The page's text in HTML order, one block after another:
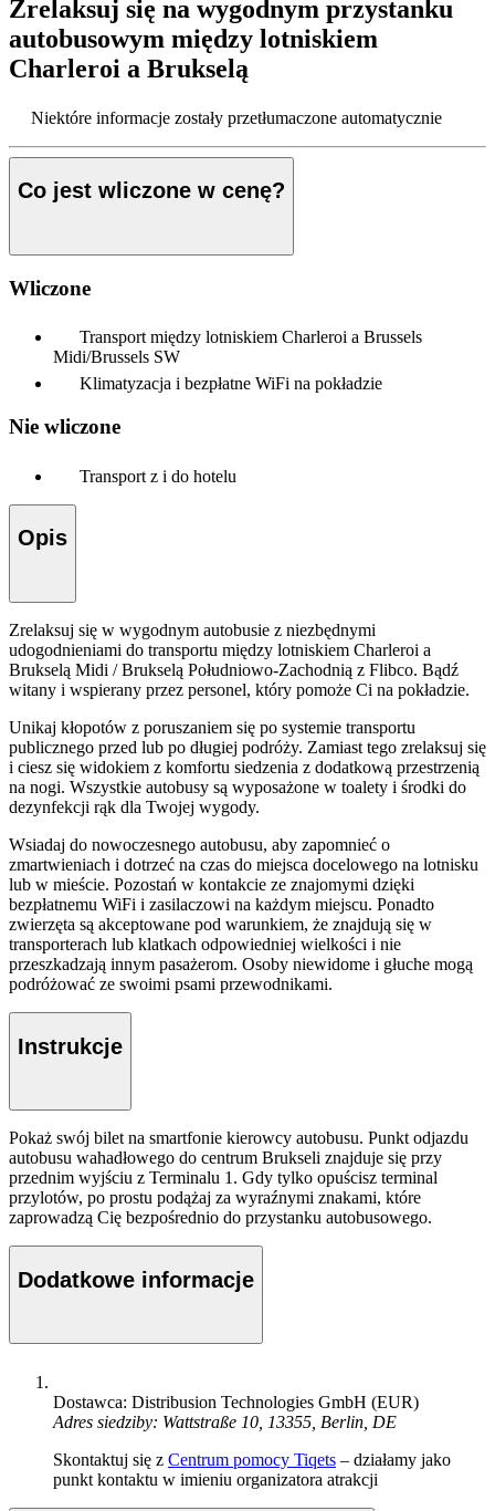
Zrelaksuj się na wygodnym przystanku
autobusowym między lotniskiem
Charleroi a Brukselą
Niektóre informacje zostały przetłumaczone automatycznie
Co jest wliczone w cenę?
Wliczone
Transport między lotniskiem Charleroi a Brussels
Midi/Brussels SW
Klimatyzacja i bezpłatne WiFi na pokładzie
Nie wliczone
Transport z i do hotelu
Opis
Zrelaksuj się w wygodnym autobusie z niezbędnymi
udogodnieniami do transportu między lotniskiem Charleroi a
Brukselą Midi / Brukselą Południowo-Zachodnią z Flibco. Bądź
witany i wspierany przez personel, który pomoże Ci na pokładzie.
Unikaj kłopotów z poruszaniem się po systemie transportu
publicznego przed lub po długiej podróży. Zamiast tego zrelaksuj się
i ciesz się widokiem z komfortu siedzenia z dodatkową przestrzenią
na nogi. Wszystkie autobusy są wyposażone w toalety i środki do
dezynfekcji rąk dla Twojej wygody.
Wsiadaj do nowoczesnego autobusu, aby zapomnieć o
zmartwieniach i dotrzeć na czas do miejsca docelowego na lotnisku
lub w mieście. Pozostań w kontakcie ze znajomymi dzięki
bezpłatnemu WiFi i zasilaczowi na każdym miejscu. Ponadto
zwierzęta są akceptowane pod warunkiem, że znajdują się w
transporterach lub klatkach odpowiedniej wielkości i nie
przeszkadzają innym pasażerom. Osoby niewidome i głuche mogą
podróżować ze swoimi psami przewodnikami.
Instrukcje
Pokaż swój bilet na smartfonie kierowcy autobusu. Punkt odjazdu
autobusu wahadłowego do centrum Brukseli znajduje się przy
przednim wyjściu z Terminalu 1. Gdy tylko opuścisz terminal
przylotów, po prostu podążaj za wyraźnymi znakami, które
zaprowadzą Cię bezpośrednio do przystanku autobusowego.
Dodatkowe informacje
Dostawca: Distribusion Technologies GmbH (EUR)
Adres siedziby: Wattstraße 10, 13355, Berlin, DE
Skontaktuj się z Centrum pomocy Tiqets – działamy jako
punkt kontaktu w imieniu organizatora atrakcji